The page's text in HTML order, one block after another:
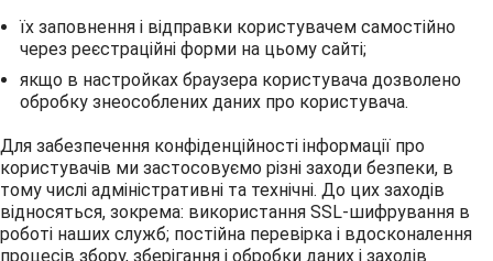
їх заповнення і відправки користувачем самостійно
через реєстраційні форми на цьому сайті;
якщо в настройках браузера користувача дозволено
обробку знеособлених даних про користувача.
Для забезпечення конфіденційності інформації про
користувачів ми застосовуємо різні заходи безпеки, в
тому числі адміністративні та технічні. До цих заходів
відносяться, зокрема: використання SSL-шифрування в
роботі наших служб; постійна перевірка і вдосконалення
процесів збору, зберігання і обробки даних і заходів